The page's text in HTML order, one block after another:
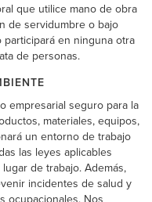
que utilice mano de obra
de servidumbre o bajo
en ninguna otra
de personas.
empresarial seguro para la
materiales, equipos,
un entorno de trabajo
las leyes aplicables
de trabajo. Además,
incidentes de salud y
ocupacionales. Nos